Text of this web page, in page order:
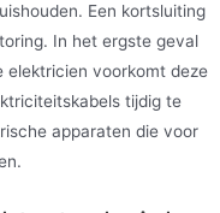
Een kortsluiting
In het ergste geval
elektricien voorkomt deze
tijdig te
apparaten die voor